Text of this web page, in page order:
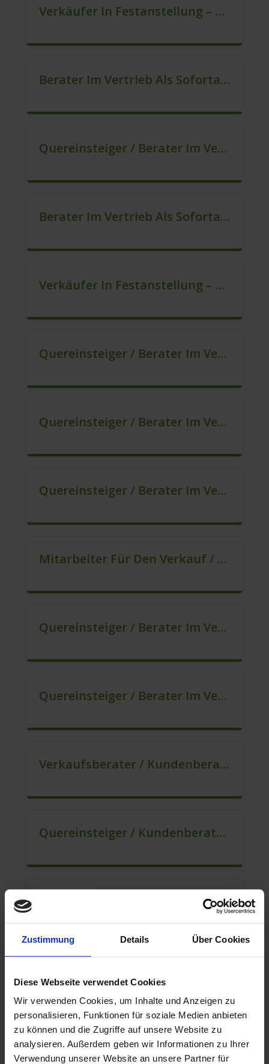
Zustimmung Details Über Cookies
Diese Webseite verwendet Cookies
Wir verwenden Cookies, um Inhalte und Anzeigen zu
personalisieren, Funktionen für soziale Medien anbieten
zu können und die Zugriffe auf unsere Website zu
analysieren. Außerdem geben wir Informationen zu Ihrer
Verwendung unserer Website an unsere Partner für
Verkäufer In Festanstellung – Top Gehalt (m/w/d)
Berater Im Vertrieb Als Sofortanstellung (m/w/d)
Quereinsteiger / Berater Im Vertrieb (Außendienst) (m/w/d)
Berater Im Vertrieb Als Sofortanstellung (m/w/d)
Verkäufer In Festanstellung – Top Gehalt (m/w/d)
Quereinsteiger / Berater Im Vertrieb In Festanstellung (m/w/d)
Quereinsteiger / Berater Im Vertrieb, Keine Zeitarbeit! (m/w/d)
Quereinsteiger / Berater Im Vertrieb – Ab Sofort (m/w/d)
Mitarbeiter Für Den Verkauf / Quereinsteiger (m/w/d)
Quereinsteiger / Berater Im Vertrieb (m/w/d)
Quereinsteiger / Berater Im Vertrieb / Außendienst (m/w/d)
Verkaufsberater / Kundenberater (B2C) (m/w/d)
Quereinsteiger / Kundenberatung (B2C) (m/w/d)
Mitarbeiter Für Den Verkauf / Vertrieb (m/w/d)
Mitarbeiter Für Den Verkauf – Quereinstieg Möglich (m/w/d)